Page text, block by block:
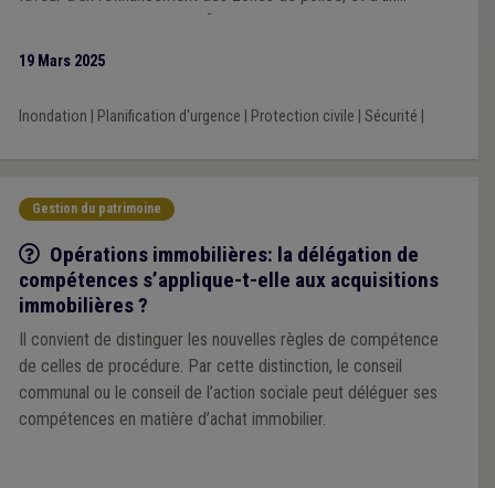
rééquilibrage « 50/50 » du financement des zones de secours.
19 Mars 2025
Inondation Planification d'urgence Protection civile Sécurité
Gestion du patrimoine
Q/R
Opérations immobilières: la délégation de
compétences s’applique-t-elle aux acquisitions
immobilières ?
Il convient de distinguer les nouvelles règles de compétence
de celles de procédure. Par cette distinction, le conseil
communal ou le conseil de l’action sociale peut déléguer ses
compétences en matière d’achat immobilier.